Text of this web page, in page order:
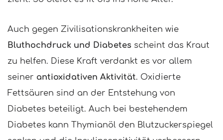
Auch gegen Zivilisationskrankheiten wie
Bluthochdruck und Diabetes scheint das Kraut
zu helfen. Diese Kraft verdankt es vor allem
seiner antioxidativen Aktivität. Oxidierte
Fettsäuren sind an der Entstehung von
Diabetes beteiligt. Auch bei bestehendem
Diabetes kann Thymianöl den Blutzuckerspiegel